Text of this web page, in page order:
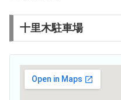
十里木駐車場